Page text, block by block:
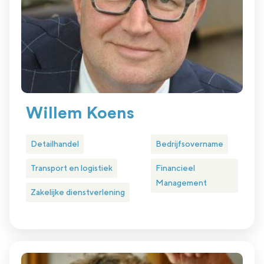
Willem Koens
Detailhandel
Transport en logistiek
Zakelijke dienstverlening
Bedrijfsovername
Financieel
Management